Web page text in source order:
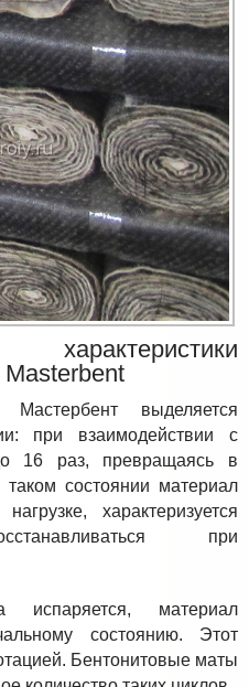
выделяется
при взаимодействии с
16 раз, превращаясь в
состоянии материал
характеризуется
при
материал
состоянию. Этот
Бентонитовые маты